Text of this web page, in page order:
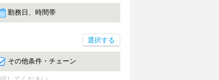
勤務日、時間帯
選択する
その他条件・チェーン